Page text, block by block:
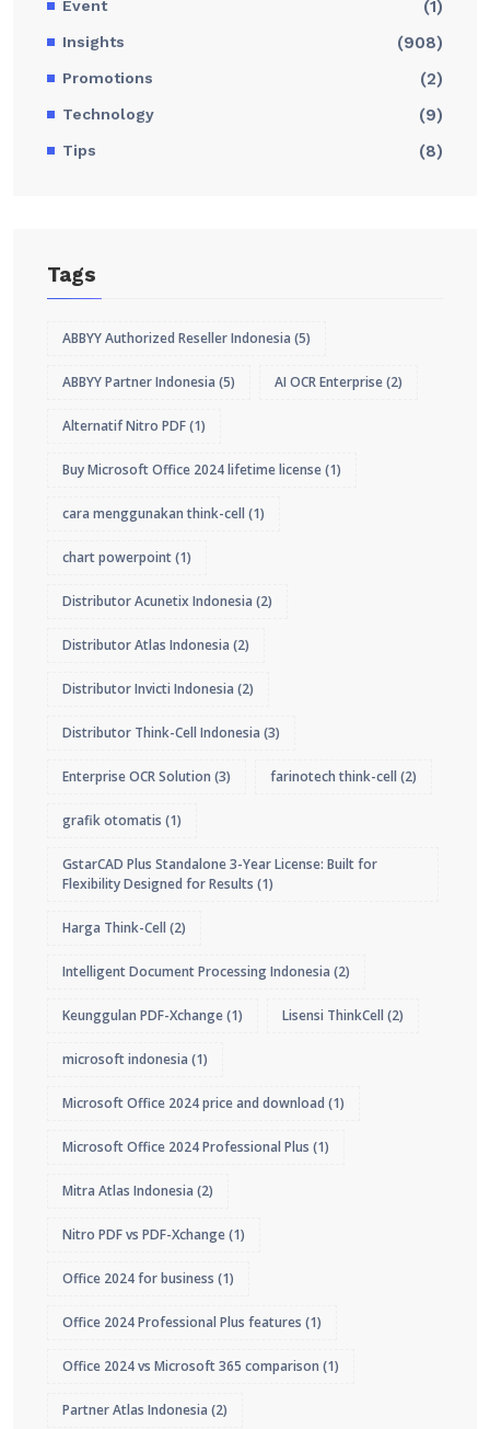
Event (1)
Insights (908)
Promotions (2)
Technology (9)
Tips (8)
Tags
ABBYY Authorized Reseller Indonesia (5)
ABBYY Partner Indonesia (5) AI OCR Enterprise(2)
Alternatif Nitro PDF(1)
Buy Microsoft Office 2024 lifetime license(1)
cara menggunakan think-cell (1)
chart powerpoint(1)
Distributor Acunetix Indonesia (2)
Distributor Atlas Indonesia (2)
Distributor Invicti Indonesia (2)
Distributor Think-Cell Indonesia (3)
Enterprise OCR Solution (3) farinotech think-cell (2)
grafik otomatis (1)
GstarCAD Plus Standalone 3-Year License: Built for
Flexibility Designed for Results (1)
Harga Think-Cell (2)
Intelligent Document Processing Indonesia (2)
Keunggulan PDF-Xchange(1) Lisensi ThinkCell (2)
microsoft indonesia (1)
Microsoft Office 2024 price and download (1)
Microsoft Office 2024 Professional Plus (1)
Mitra Atlas Indonesia (2)
Nitro PDF vs PDF-Xchange(1)
Office 2024 for business (1)
Office 2024 Professional Plus features (1)
Office 2024 vs Microsoft 365 comparison (1)
Partner Atlas Indonesia (2)